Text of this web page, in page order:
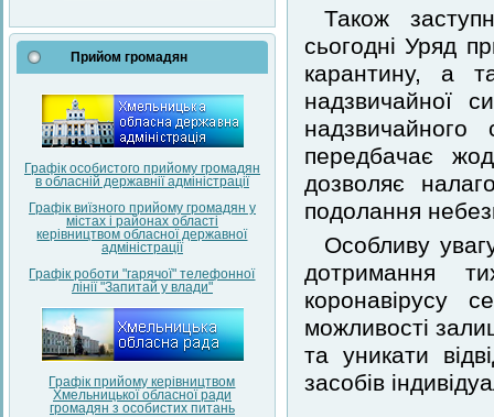
Прийом громадян
Графік особистого прийому громадян
в обласній державнії адміністрації
Графік виїзного прийому громадян у
містах і районах області
керівництвом обласної державної
адміністрації
Графік роботи "гарячої" телефонної
лінії "Запитай у влади"
Графік прийому керівництвом
Хмельницької обласної ради
громадян з особистих питань
Також
сьогодні Уряд
карантину, а
надзвичайної
передбачає
дозволяє
подолання
Особливу
дотримання
коронавірусу
можливості
та уникати
засобів